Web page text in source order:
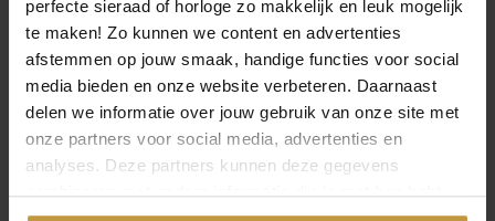
perfecte sieraad of horloge zo makkelijk en leuk mogelijk
te maken! Zo kunnen we content en advertenties
afstemmen op jouw smaak, handige functies voor social
media bieden en onze website verbeteren. Daarnaast
delen we informatie over jouw gebruik van onze site met
onze partners voor social media, advertenties en
analyses. Deze partners kunnen deze gegevens
combineren met andere informatie die je met hen hebt
l
MEER VAN REBEL AND ROSE